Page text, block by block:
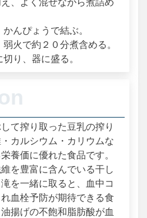
んぴょうで結ぶ。
火で約２０分煮含める。
り、器に盛る。
て搾り取った豆乳の搾り
カルシウム・カリウムな
養価に優れた食品です。
を豊富に含んでいる干し
を一緒に取ると、血中コ
血栓予防が期待できる食
揚げの不飽和脂肪酸が血